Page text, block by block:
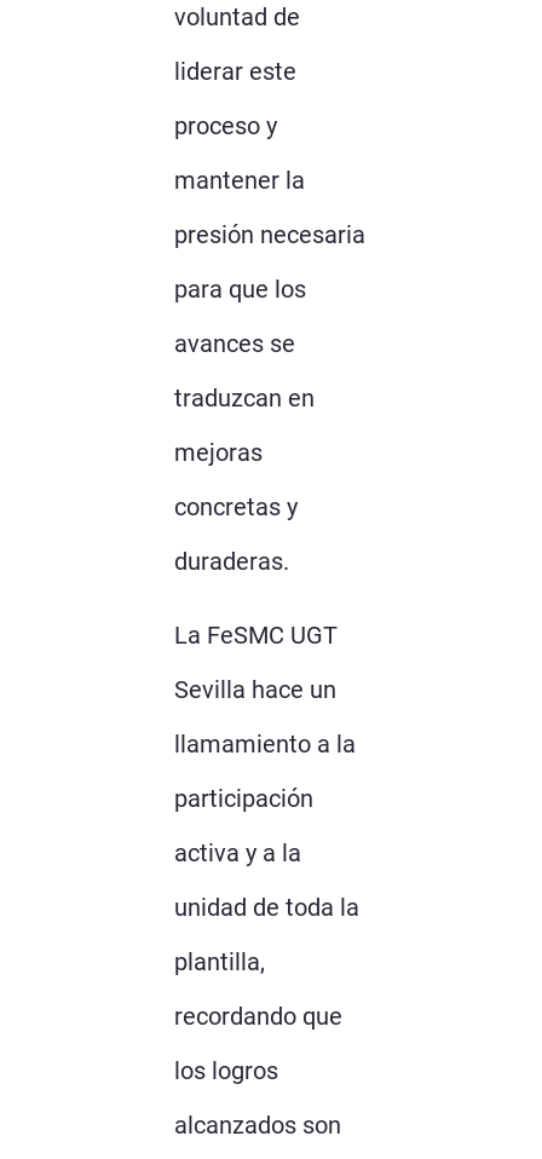
voluntad de
liderar este
proceso y
mantener la
presión necesaria
para que los
avances se
traduzcan en
mejoras
concretas y
duraderas.
La FeSMC UGT
Sevilla hace un
llamamiento a la
participación
activa y a la
unidad de toda la
plantilla,
recordando que
los logros
alcanzados son